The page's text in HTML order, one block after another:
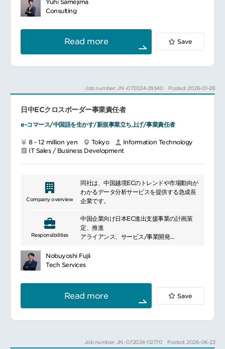
支援する複数のソフトウェア製品・サービス
を提供しています。
国内外のさまざまな業種・業態の企業や公共
分野で導入実績があり、多言語対応の製品群
━━━━━━━━━━━━━━━#spotlightjob1
営業チームの成長と目標達成に向けての助
言・指導・コーチング
パフォーマンスを測定し、各種目標に関連す
る必要なフォローアップを実施
新しいアカウントマネージャーの採用・トレ
新たな戦略的イニシアチブの提案および開発
Yuhi Samejima
Consulting
Read more Save
Job number: JN -072024-29340 Posted: 2026-01-28
日中ECクロスボーダー事業責任者
e-コマース/中国語を生かす/新規事業立ち上げ/事業責任者
8 - 12 million yen Tokyo
Information Technology
IT Sales / Business Development
Company overview
同社は、中国越境ECのトレンドや市場動向が
わかるデータ分析サービスを提供する急成長
企業です。
Responsibilities
中国企業向け日本EC進出支援事業の計画策
定、推進
アライアンス、サービス/事業開発
パートナー開拓、パートナープログラムのス
キーム構築
に、顧客紹介を促進)
マーケティング活動(セミナー登壇、展示会参
加、コンテンツ作成)
Nobuyoshi Fujii
Tech Services
Read more Save
Job number: JN -072024-112770 Posted: 2026-06-22